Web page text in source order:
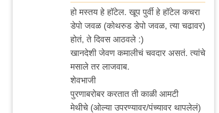
In
reply
to
कर्वे
ला
कोथरूड
च्या
हो मस्तय हे हॉटेल. खूप पुर्वी हे हॉटेल कचरा
डेपो जवळ (कोथरुड डेपो जवळ, त्या चढावर)
होतं, ते दिवस आठवले :)
खानदेशी जेवण कमालीचं चवदार असतं. त्यांचे
मसाले तर लाजवाब.
शेवभाजी
पुरणाबरोबर करतात ती काळी आमटी
मेथीचे (ओल्या उपरण्यावर/पंच्यावर थापलेलं)